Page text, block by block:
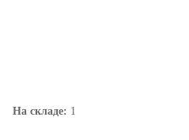
На складе: 1